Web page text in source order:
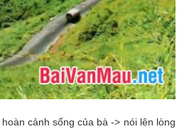
cảnh sống của bà -> nói lên lòng